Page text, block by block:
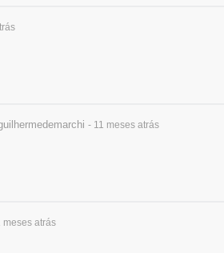
- 11 meses atrás
meses atrás